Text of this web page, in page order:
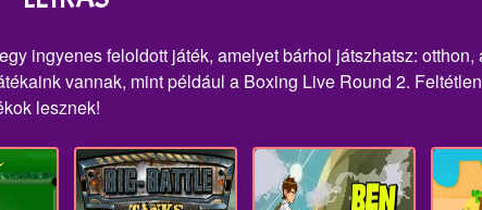
ingyenes feloldott játék, amelyet bárhol játszhatsz: otthon,
vannak, mint például a Boxing Live Round 2.
lesznek!